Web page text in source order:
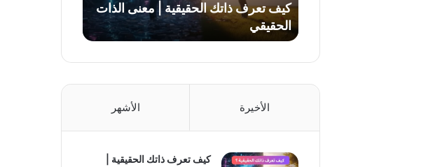
ت
ك
ح
ق
ة
كيف تعرف ذاتك الحقيقية | معنى الذات
الحقيقي
الأخيرة الأشهر
كيف تعرف ذاتك الحقيقية |